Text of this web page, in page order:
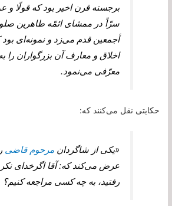
برجسته قرن اخير بود كه قولًا و
سرّاً در ممشاى ائمّه طاهرين
أجمعين قدم می‌‏زد و نمونه‌‏اى
اخلاق و معارف آن بزرگواران را
معرّفى می‌‏نمود.
حكايتى نقل می‌‏كنند كه:
«يكى از شاگردان مرحوم قاضى
عرض می‌كند كه: آقا اگرخداى
رفتيد، به چه كسى مراجعه كنيم؟